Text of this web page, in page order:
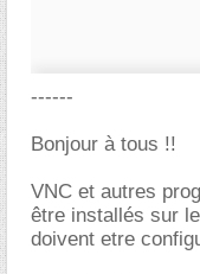
------
Bonjour à tous !!
VNC et autres
être installés sur
doivent etre